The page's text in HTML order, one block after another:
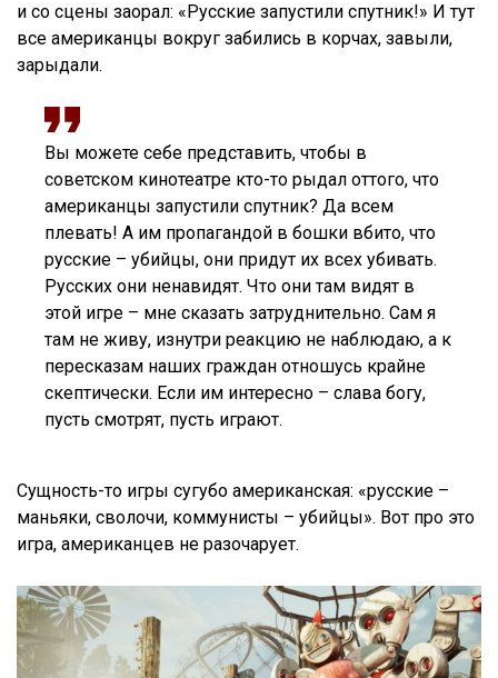
и со сцены заорал: «Русские запустили спутник!» И тут
все американцы вокруг забились в корчах, завыли,
зарыдали.
Вы можете себе представить, чтобы в
советском кинотеатре кто-то рыдал оттого, что
американцы запустили спутник? Да всем
плевать! А им пропагандой в бошки вбито, что
русские – убийцы, они придут их всех убивать.
Русских они ненавидят. Что они там видят в
этой игре – мне сказать затруднительно. Сам я
там не живу, изнутри реакцию не наблюдаю, а к
пересказам наших граждан отношусь крайне
скептически. Если им интересно – слава богу,
пусть смотрят, пусть играют.
Сущность-то игры сугубо американская: «русские –
маньяки, сволочи, коммунисты – убийцы». Вот про это
игра, американцев не разочарует.